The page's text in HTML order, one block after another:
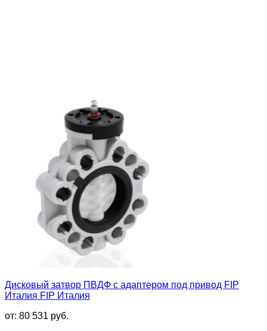
Дисковый затвор ПВДФ с адаптером под привод FIP
Италия FIP Италия
от: 80 531 руб.